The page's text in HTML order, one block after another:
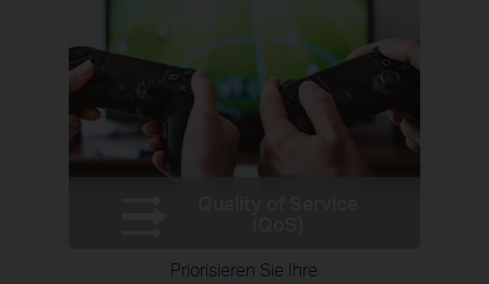
Priorisieren Sie Ihre